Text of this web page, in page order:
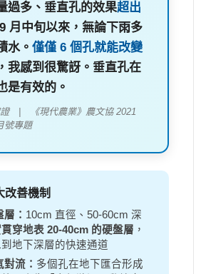
過多、垂直孔的效果超出
9 月中旬以來，無論下雨多
水。 僅僅 6 個孔就能改變
，我感到很驚訝。垂直孔在
是有效的。
證 | 《現代農業》農文協 2021
號專題
改善機制
： 10cm 直徑、50-60cm 深
穿地表 20-40cm 的硬盤層 ，
地下深層的快速通道
流： 多個孔在地下匯合形成